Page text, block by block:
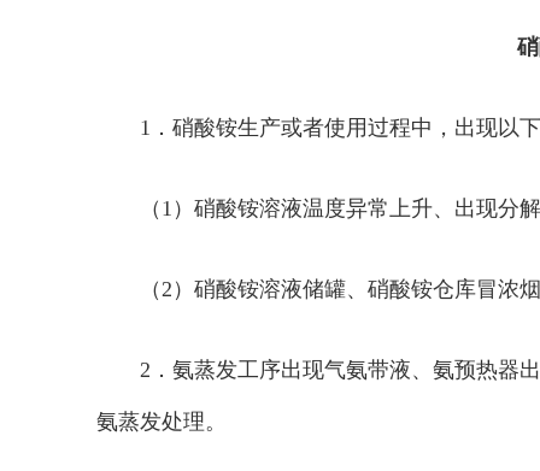
1．硝酸铵生产或者使用过程中，出现以
（1）硝酸铵溶液温度异常上升、出现分
（2）硝酸铵溶液储罐、硝酸铵仓库冒浓
2．氨蒸发工序出现气氨带液、氨预热器
氨蒸发处理。